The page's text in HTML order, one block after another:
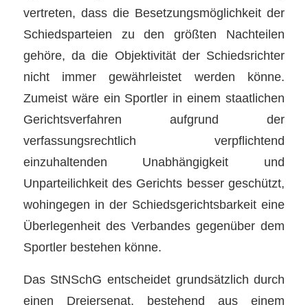
vertreten, dass die Besetzungsmöglichkeit der
Schiedsparteien zu den größten Nachteilen
gehöre, da die Objektivität der Schiedsrichter
nicht immer gewährleistet werden könne.
Zumeist wäre ein Sportler in einem staatlichen
Gerichtsverfahren aufgrund der
verfassungsrechtlich verpflichtend
einzuhaltenden Unabhängigkeit und
Unparteilichkeit des Gerichts besser geschützt,
wohingegen in der Schiedsgerichtsbarkeit eine
Überlegenheit des Verbandes gegenüber dem
Sportler bestehen könne.
Das StNSchG entscheidet grundsätzlich durch
einen Dreiersenat, bestehend aus einem